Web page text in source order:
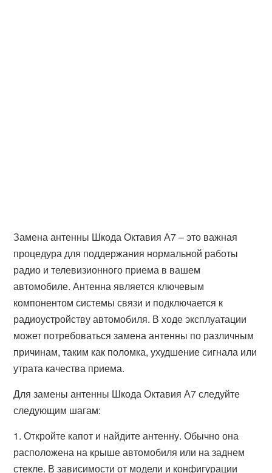
Замена антенны Шкода Октавия А7 – это важная
процедура для поддержания нормальной работы
радио и телевизионного приема в вашем
автомобиле. Антенна является ключевым
компонентом системы связи и подключается к
радиоустройству автомобиля. В ходе эксплуатации
может потребоваться замена антенны по различным
причинам, таким как поломка, ухудшение сигнала или
утрата качества приема.
Для замены антенны Шкода Октавия А7 следуйте
следующим шагам:
1. Откройте капот и найдите антенну. Обычно она
расположена на крыше автомобиля или на заднем
стекле. В зависимости от модели и конфигурации